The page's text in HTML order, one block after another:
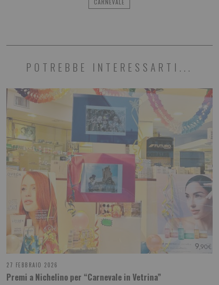
CARNEVALE
POTREBBE INTERESSARTI...
27 FEBBRAIO 2026
Premi a Nichelino per “Carnevale in Vetrina”